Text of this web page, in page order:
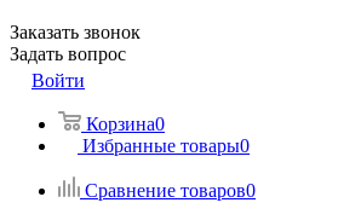
Заказать звонок
Задать вопрос
Войти
Корзина0
Избранные товары0
Сравнение товаров0